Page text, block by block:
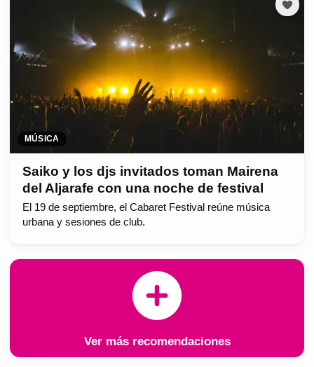
MÚSICA
Saiko y los djs invitados toman Mairena
del Aljarafe con una noche de festival
El 19 de septiembre, el Cabaret Festival reúne música
urbana y sesiones de club.
Ver más recomendaciones